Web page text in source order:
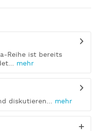
Reihe ist bereits
mehr
diskutieren... mehr